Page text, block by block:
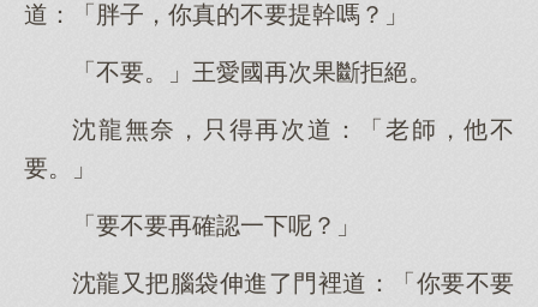
道：「胖子，你真的不要提幹嗎？」
「不要。」王愛國再次果斷拒絕。
沈龍無奈，只得再次道：「老師，他不
要。」
「要不要再確認一下呢？」
沈龍又把腦袋伸進了門裡道：「你要不要